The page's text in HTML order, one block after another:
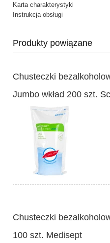
Karta charakterystyki
Instrukcja obsługi
Produkty powiązane
Chusteczki
Jumbo wkład 200 szt.
Chusteczki
100 szt. Medisept